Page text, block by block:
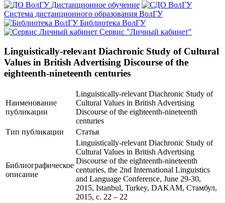
Дистанционное обучение
Система дистанционного образования ВолГУ
Библиотека ВолГУ
Сервис "Личный кабинет"
Linguistically-relevant Diachronic Study of Cultural
Values in British Advertising Discourse of the
eighteenth-nineteenth centuries
Наименование
публикации
Linguistically-relevant Diachronic Study of
Cultural Values in British Advertising
Discourse of the eighteenth-nineteenth
centuries
Тип публикации
Статья
Библиографическое
описание
Linguistically-relevant Diachronic Study of
Cultural Values in British Advertising
Discourse of the eighteenth-nineteenth
centuries, the 2nd International Linguistics
and Language Conference, June 29-30,
2015, Istanbul, Turkey, DAKAM, Стамбул,
2015, с. 22 – 22